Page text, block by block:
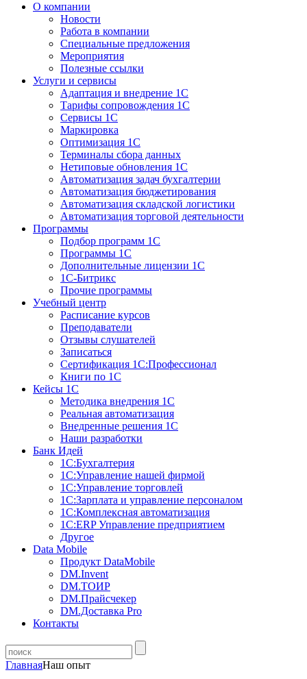
О компании
Новости
Работа в компании
Специальные предложения
Мероприятия
Полезные ссылки
Услуги и сервисы
Адаптация и внедрение 1С
Тарифы сопровождения 1С
Сервисы 1С
Маркировка
Оптимизация 1С
Терминалы сбора данных
Нетиповые обновления 1С
Автоматизация задач бухгалтерии
Автоматизация бюджетирования
Автоматизация складской логистики
Автоматизация торговой деятельности
Программы
Подбор программ 1С
Программы 1С
Дополнительные лицензии 1С
1С-Битрикс
Прочие программы
Учебный центр
Расписание курсов
Преподаватели
Отзывы слушателей
Записаться
Сертификация 1С:Профессионал
Книги по 1С
Кейсы 1С
Методика внедрения 1С
Реальная автоматизация
Внедренные решения 1С
Наши разработки
Банк Идей
1С:Бухгалтерия
1С:Управление нашей фирмой
1С:Управление торговлей
1С:Зарплата и управление персоналом
1С:Комплексная автоматизация
1С:ERP Управление предприятием
Другое
Data Mobile
Продукт DataMobile
DM.Invent
DM.ТОИР
DM.Прайсчекер
DM.Доставка Pro
Контакты
ГлавнаяНаш опыт